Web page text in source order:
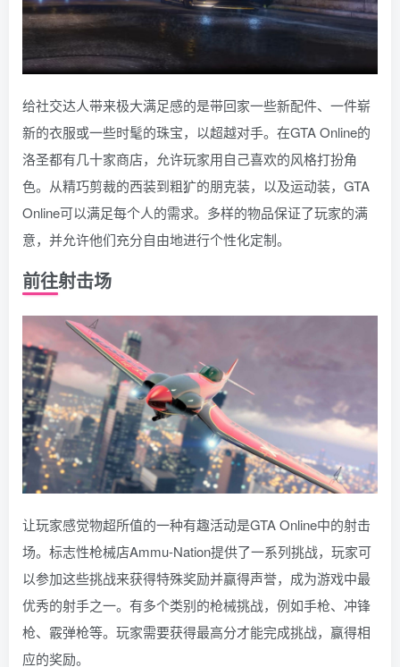
给社交达人带来极大满足感的是带回家一些新配件、一件崭
新的衣服或一些时髦的珠宝，以超越对手。在GTA Online的
洛圣都有几十家商店，允许玩家用自己喜欢的风格打扮角
色。从精巧剪裁的西装到粗犷的朋克装，以及运动装，GTA
Online可以满足每个人的需求。多样的物品保证了玩家的满
意，并允许他们充分自由地进行个性化定制。
前往射击场
让玩家感觉物超所值的一种有趣活动是GTA Online中的射击
场。标志性枪械店Ammu-Nation提供了一系列挑战，玩家可
以参加这些挑战来获得特殊奖励并赢得声誉，成为游戏中最
优秀的射手之一。有多个类别的枪械挑战，例如手枪、冲锋
枪、霰弹枪等。玩家需要获得最高分才能完成挑战，赢得相
应的奖励。